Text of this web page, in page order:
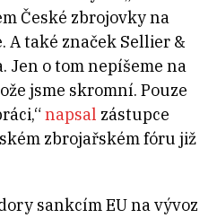
České zbrojovky na
A také značek Sellier &
Jen o tom nepíšeme na
jsme skromní. Pouze
napsal zástupce
zbrojařském fóru již
sankcím EU na vývoz